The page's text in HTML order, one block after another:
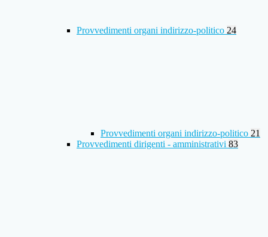
Provvedimenti organi indirizzo-politico 24
Provvedimenti organi indirizzo-politico 21
Provvedimenti dirigenti - amministrativi 83